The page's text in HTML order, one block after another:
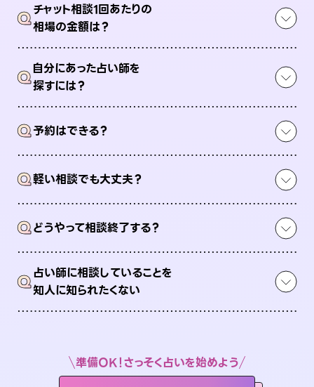
Qチャット相談1回あたりの
相場の金額は？
Q自分にあった占い師を
探すには？
Q予約はできる？
Q軽い相談でも大丈夫？
Qどうやって相談終了する？
Q占い師に相談していることを
知人に知られたくない
準備OK！さっそく占いを始めよう